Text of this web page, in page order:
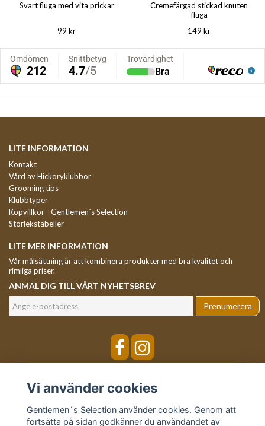
Svart fluga med vita prickar
99 kr
Cremefärgad stickad knuten
fluga
149 kr
LITE INFORMATION
Kontakt
Vård av Hickoryklubbor
Grooming tips
Klubbtyper
Köpvillkor - Gentlemen´s Selection
Storlekstabeller
LITE MER INFORMATION
Vår målsättning är att kombinera produkter med bra kvalitet och
rimliga priser.
ANMÄL DIG TILL VÅRT NYHETSBREV
Prenumerera
Vi använder cookies
Gentlemen´s Selection använder cookies. Genom att
fortsätta på sidan godkänner du användandet av